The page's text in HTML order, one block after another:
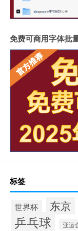
免费可商用字体批
标签
世界杯 东京
乒乓球 亚运